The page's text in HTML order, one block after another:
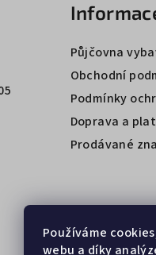
Používáme
webu a díky
Půjčovna
Obchodní
Podmínky
Doprava a
Prodávané